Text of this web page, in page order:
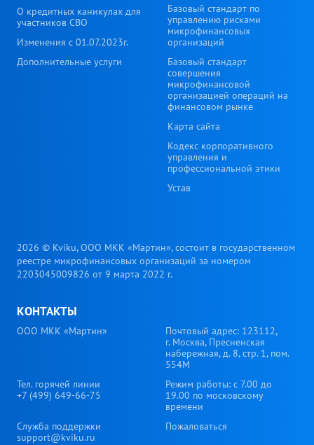
О кредитных каникулах для
участников СВО
Изменения с 01.07.2023г.
Дополнительные услуги
Базовый стандарт по
управлению рисками
микрофинансовых
организаций
Базовый стандарт
совершения
микрофинансовой
организацией операций на
финансовом рынке
Карта сайта
Кодекс корпоративного
управления и
профессиональной этики
Устав
2026 © Kviku, ООО МКК «Мартин», состоит в государственном
реестре микрофинансовых организаций за номером
2203045009826 от 9 марта 2022 г.
КОНТАКТЫ
ООО МКК «Мартин»
Почтовый адрес: 123112,
г. Москва, Пресненская
набережная, д. 8, стр. 1, пом.
554М
Тел. горячей линии
+7 (499) 649-66-75
Режим работы: с 7.00 до
19.00 по московскому
времени
Служба поддержки
support@kviku.ru
Пожаловаться